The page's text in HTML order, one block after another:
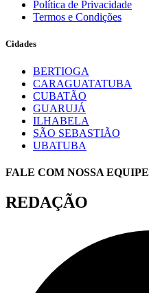
Política de Privacidade
Termos e Condições
Cidades
BERTIOGA
CARAGUATATUBA
CUBATÃO
GUARUJÁ
ILHABELA
SÃO SEBASTIÃO
UBATUBA
FALE COM NOSSA EQUIPE
REDAÇÃO